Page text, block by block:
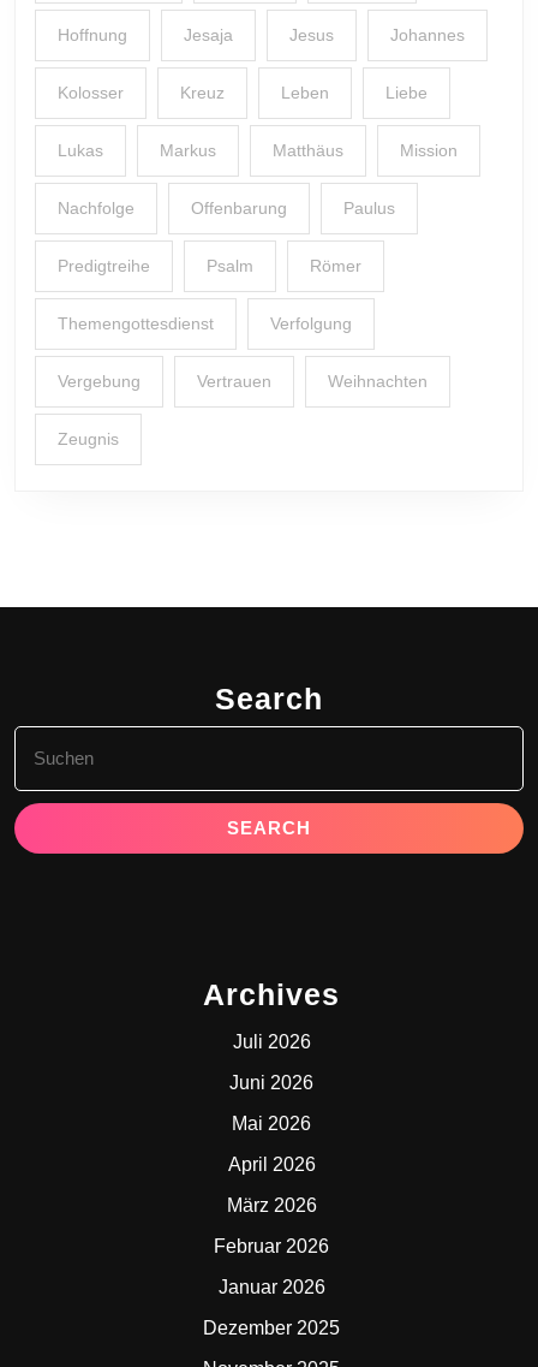
Hoffnung Jesaja Jesus Johannes
Kolosser Kreuz Leben Liebe
Lukas Markus Matthäus Mission
Nachfolge Offenbarung Paulus
Predigtreihe Psalm Römer
Themengottesdienst Verfolgung
Vergebung Vertrauen Weihnachten
Zeugnis
Search
for:
Archives
Juli 2026
Juni 2026
Mai 2026
April 2026
März 2026
Februar 2026
Januar 2026
Dezember 2025